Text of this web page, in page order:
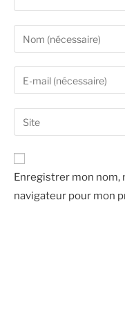
Enregistrer mon nom,
navigateur pour mon